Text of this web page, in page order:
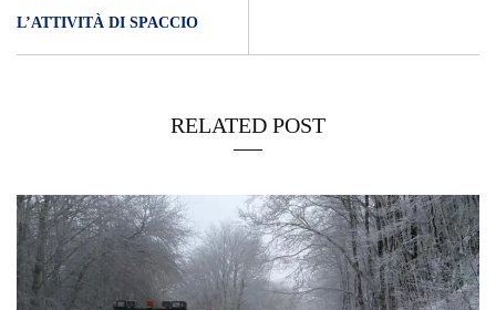
L’ATTIVITÀ DI SPACCIO
RELATED POST